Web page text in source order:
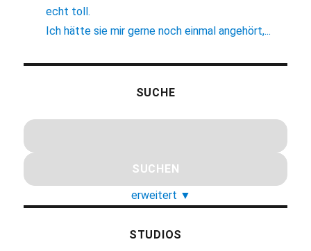
echt toll.
Ich hätte sie mir gerne noch einmal angehört,...
SUCHE
erweitert ▼
STUDIOS